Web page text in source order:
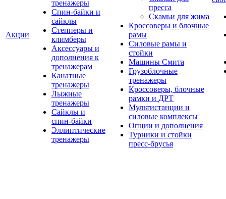
Акции
тренажеры
Спин-байки и
сайклы
Степперы и
климберы
Аксессуары и
дополнения к
тренажерам
Канатные
тренажеры
Лыжные
тренажеры
Сайклы и
спин-байки
Эллиптические
тренажеры
пресса
Скамьи для жима
Кроссоверы и блочные
рамы
Силовые рамы и
стойки
Машины Смита
Грузоблочные
тренажеры
Кроссоверы, блочные
рамки и ДРТ
Мультистанции и
силовые комплексы
Опции и дополнения
Турники и стойки
пресс-брусья